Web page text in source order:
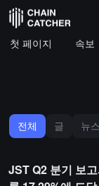
첫 페이지 속보
전체 글 뉴
JST Q2 분기 보